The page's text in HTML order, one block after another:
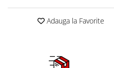
Schimb ulei
Chei filtru ulei
Adauga la Favorite